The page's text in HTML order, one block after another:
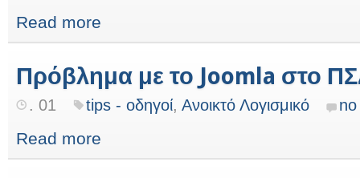
Read more
Πρόβλημα με το Joomla στο
. 01 tips - οδηγοί, Ανοικτό Λογισμικό
Read more